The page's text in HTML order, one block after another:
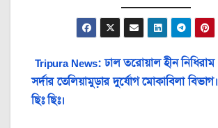
Post
navigation
Tripura News: ঢাল তরোয়াল হীন নিধিরাম
সর্দার তেলিয়ামুড়ার দুর্যোগ মোকাবিলা বিভাগ।
ছিঃ ছিঃ।